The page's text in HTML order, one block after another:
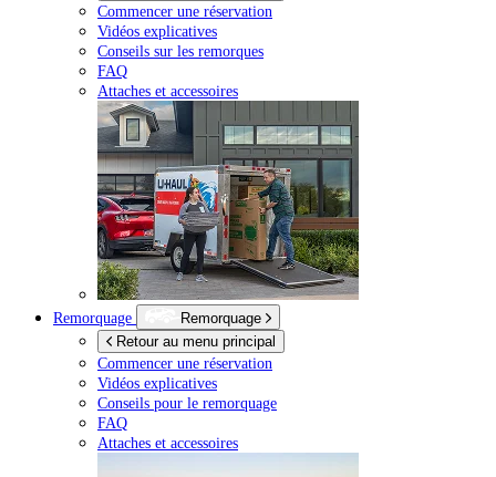
Commencer une réservation
Vidéos explicatives
Conseils sur les remorques
FAQ
Attaches et accessoires
Remorquage
Remorquage
Retour au menu principal
Commencer une réservation
Vidéos explicatives
Conseils pour le remorquage
FAQ
Attaches et accessoires